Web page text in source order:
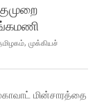
, முக்கியச்
மின்சாரத்தை